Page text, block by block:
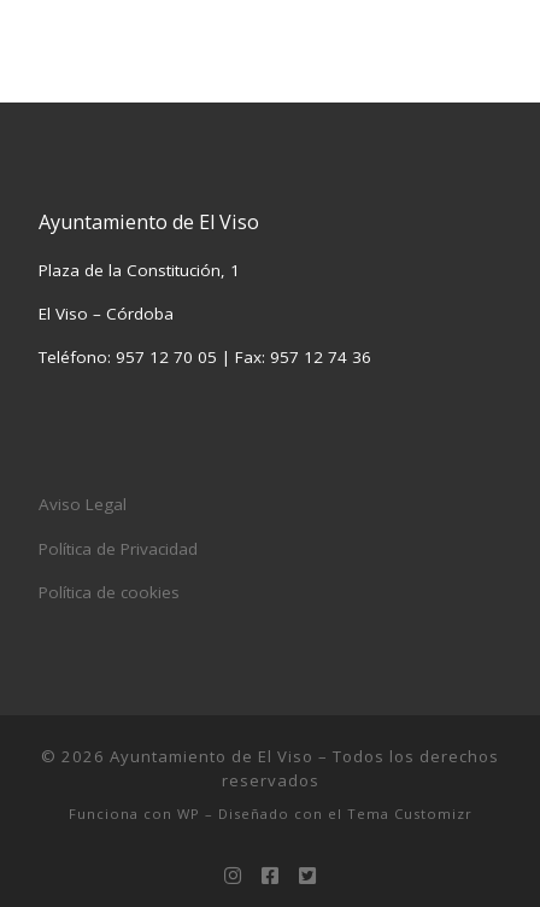
Ayuntamiento de El Viso
Plaza de la Constitución, 1
El Viso – Córdoba
Teléfono: 957 12 70 05 | Fax: 957 12 74 36
Aviso Legal
Política de Privacidad
Política de cookies
© 2026 Ayuntamiento de El Viso – Todos los derechos
reservados
Funciona con WP – Diseñado con el Tema Customizr